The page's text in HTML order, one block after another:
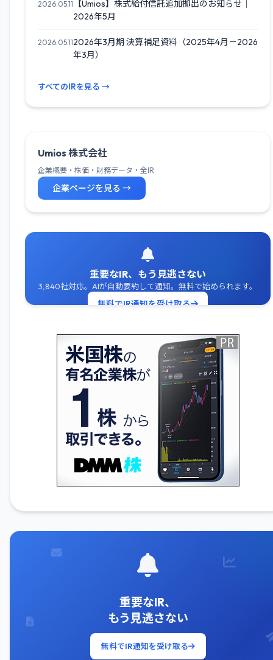
2026.05.11
【Umios】株式給付信託追加拠出のお知らせ｜
2026年5月
2026.05.112026年3月期 決算補足資料（2025年4月－2026
年3月）
すべてのIRを見る →
Umios 株式会社
企業概要・株価・財務データ・全IR
企業ページを見る →
重要なIR、もう見逃さない
3,840社対応。AIが自動要約して通知。無料で始められます。
無料でIR通知を受け取る
重要なIR、
もう見逃さない
無料でIR通知を受け取る